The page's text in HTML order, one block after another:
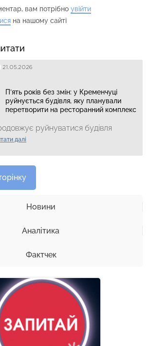
вам потрібно увійти
на нашому сайті
21.05.2026
П’ять років без змін: у Кременчуці
руйнується будівля, яку планували
перетворити на ресторанний комплекс
руйнуватися будівля
далі
Новини
Аналітика
Фактчек